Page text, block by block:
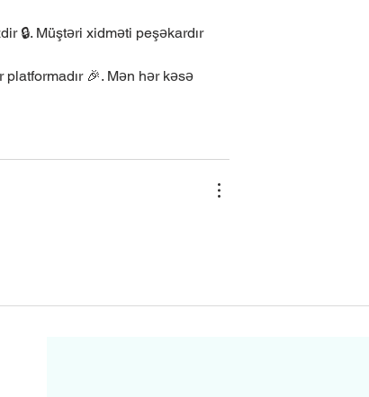
🔒. Müştəri xidməti peşəkardır
🎉. Mən hər kəsə